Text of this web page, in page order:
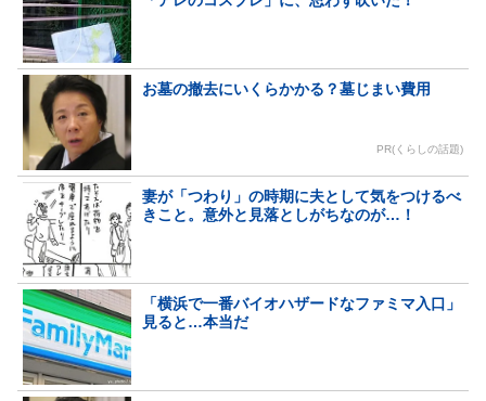
お墓の撤去にいくらかかる？墓じまい費用
PR(くらしの話題)
妻が「つわり」の時期に夫として気をつけるべ
きこと。意外と見落としがちなのが…！
「横浜で一番バイオハザードなファミマ入口」
見ると…本当だ